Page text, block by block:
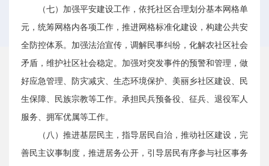
（七）加强平安建设工作，依托社区合理划分基本网格单
元，统筹网格内各项工作，推进网格标准化建设，构建公共安
全防控体系。加强法治宣传，调解民事纠纷，化解农社区社会
矛盾，维护社区社会稳定。加强对突发事件的预警和管理，做
好应急管理、防灾减灾、生态环境保护、美丽乡社区建设、民
生保障、民族宗教等工作。承担民兵预备役、征兵、退役军人
服务、拥军优属等工作。
（八）推进基层民主，指导居民自治，推动社区建设，完
善民主议事制度，推进居务公开，引导居民有序参与社区事务